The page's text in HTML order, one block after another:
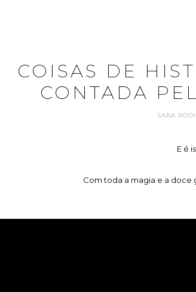
COISAS DE
CONTADA
SARA RODI
E é
Com toda a magia e a doce